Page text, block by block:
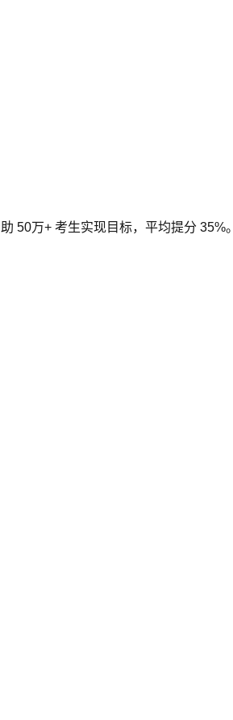
50万+ 考生实现目标，平均提分 35%。